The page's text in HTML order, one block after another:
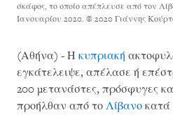
σκάφος, το οποίο απέπλευσε από τον
Ιανουαρίου 2020. © 2020 Γιάννης
(Αθήνα) - Η κυπριακή
εγκάτελειψε, απέλασε ή
200 μετανάστες, πρόσφυγες
προήλθαν από το Λίβανο κατά